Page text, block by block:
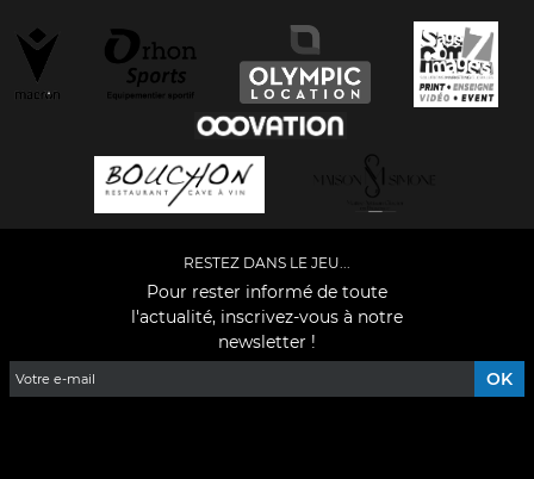
RESTEZ DANS LE JEU...
Pour rester informé de toute
l'actualité, inscrivez-vous à notre
newsletter !